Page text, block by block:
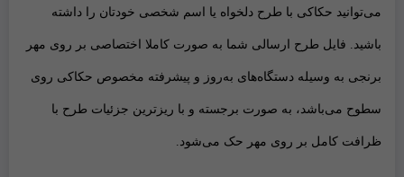
می‌توانید حکاکی با طرح دلخواه یا اسم شخصی خودتان را داشته
باشید. فایل طرح ارسالی شما به صورت کاملا اختصاصی بر روی مهر
برنجی به وسیله دستگاه‌های به‌روز و پیشرفته مخصوص حکاکی روی
سطوح می‌باشد، به صورت برجسته و با ریزترین جزئیات طرح با
ظرافت کامل بر روی مهر حک می‌شود.